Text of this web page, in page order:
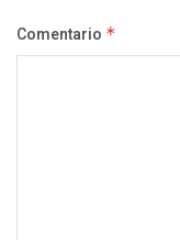
Comentario *